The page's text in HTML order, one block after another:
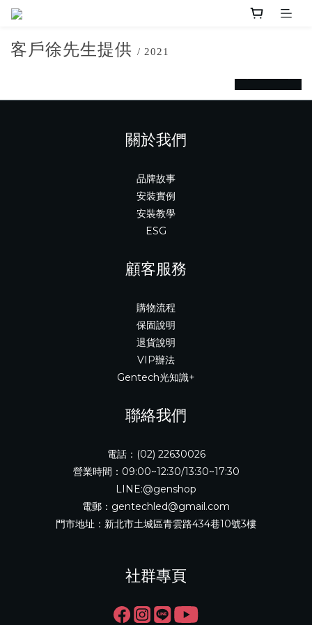
客戶徐先生提供 / 2021
關於我們
品牌故事
安裝實例
安裝教學
ESG
顧客服務
購物流程
保固說明
退貨說明
VIP辦法
Gentech光知識+
聯絡我們
電話：(02) 22630026
營業時間：09:00~12:30/13:30~17:30
LINE:@genshop
電郵：gentechled@gmail.com
門市地址：新北市土城區青雲路434巷10號3樓
社群專頁